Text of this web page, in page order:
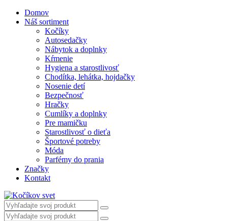
Domov
Náš sortiment
Kočíky
Autosedačky
Nábytok a doplnky
Kŕmenie
Hygiena a starostlivosť
Chodítka, lehátka, hojdačky
Nosenie detí
Bezpečnosť
Hračky
Cumlíky a doplnky
Pre mamičku
Starostlivosť o dieťa
Športové potreby
Móda
Parfémy do prania
Značky
Kontakt